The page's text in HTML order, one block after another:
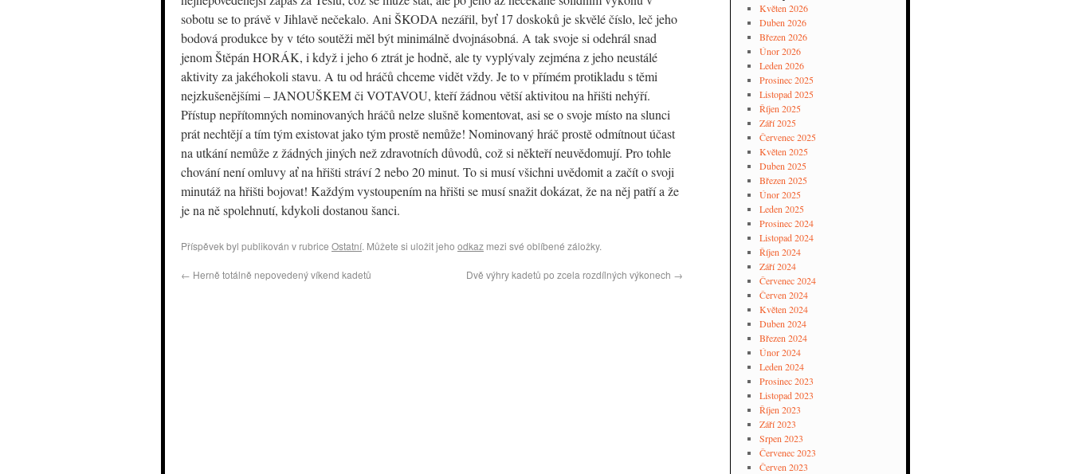
sobotu se to právě v Jihlavě nečekalo. Ani ŠKODA nezářil, byť 17 doskoků je skvělé číslo, leč jeho
bodová produkce by v této soutěži měl být minimálně dvojnásobná. A tak svoje si odehrál snad
jenom Štěpán HORÁK, i když i jeho 6 ztrát je hodně, ale ty vyplývaly zejména z jeho neustálé
aktivity za jakéhokoli stavu. A tu od hráčů chceme vidět vždy. Je to v přímém protikladu s těmi
nejzkušenějšími – JANOUŠKEM či VOTAVOU, kteří žádnou větší aktivitou na hřišti nehýří.
Přístup nepřítomných nominovaných hráčů nelze slušně komentovat, asi se o svoje místo na slunci
prát nechtějí a tím tým existovat jako tým prostě nemůže! Nominovaný hráč prostě odmítnout účast
na utkání nemůže z žádných jiných než zdravotních důvodů, což si někteří neuvědomují. Pro tohle
chování není omluvy ať na hřišti stráví 2 nebo 20 minut. To si musí všichni uvědomit a začít o svoji
minutáž na hřišti bojovat! Každým vystoupením na hřišti se musí snažit dokázat, že na něj patří a že
je na ně spolehnutí, kdykoli dostanou šanci.
Příspěvek byl publikován v rubrice Ostatní. Můžete si uložit jeho odkaz mezi své oblíbené záložky.
← Herně totálně nepovedený víkend kadetů Dvě výhry kadetů po zcela rozdílných výkonech →
Květen 2026
Duben 2026
Březen 2026
Únor 2026
Leden 2026
Prosinec 2025
Listopad 2025
Říjen 2025
Září 2025
Červenec 2025
Květen 2025
Duben 2025
Březen 2025
Únor 2025
Leden 2025
Prosinec 2024
Listopad 2024
Říjen 2024
Září 2024
Červenec 2024
Červen 2024
Květen 2024
Duben 2024
Březen 2024
Únor 2024
Leden 2024
Prosinec 2023
Listopad 2023
Říjen 2023
Září 2023
Srpen 2023
Červenec 2023
Červen 2023